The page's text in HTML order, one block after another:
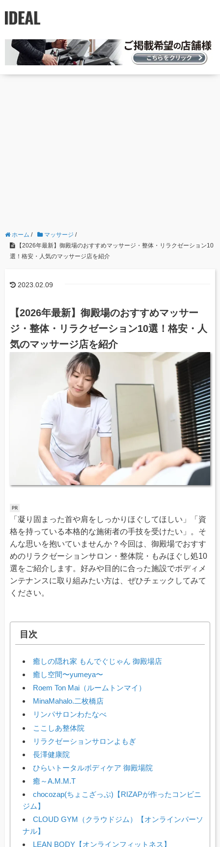
ホーム / マッサージ /
【2026年最新】御殿場のおすすめマッサージ・整体・リラクゼーション10
選！格安・人気のマッサージ店を紹介
2023.02.09
【2026年最新】御殿場のおすすめマッサー
ジ・整体・リラクゼーション10選！格安・人
気のマッサージ店を紹介
「凝り固まった首や肩をしっかりほぐしてほしい」「資
格を持っている本格的な施術者の手技を受けたい」。そ
んな思いを抱いていませんか？今回は、御殿場でおすす
めのリラクゼーションサロン・整体院・もみほぐし処10
選をご紹介します。好みや目的に合った施設でボディメ
ンテナンスに取り組みたい方は、ぜひチェックしてみて
ください。
目次
癒しの隠れ家 もんでぐじゃん 御殿場店
癒し空間〜yumeya〜
Roem Ton Mai（ルームトンマイ）
MinaMahalo.二枚橋店
リンパサロンわたなべ
ここしあ整体院
リラクゼーションサロンよもぎ
長澤健康院
ひらいトータルボディケア 御殿場院
癒～A.M.M.T
chocozap(ちょこざっぷ)【RIZAPが作ったコンビニ
ジム】
CLOUD GYM（クラウドジム）【オンラインパーソ
ナル】
LEAN BODY【オンラインフィットネス】